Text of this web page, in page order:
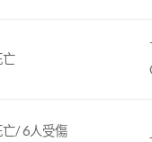
亡
亡/ 6人受傷